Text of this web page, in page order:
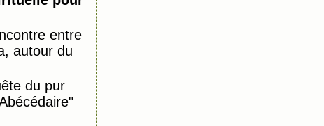
entre
autour du
du pur